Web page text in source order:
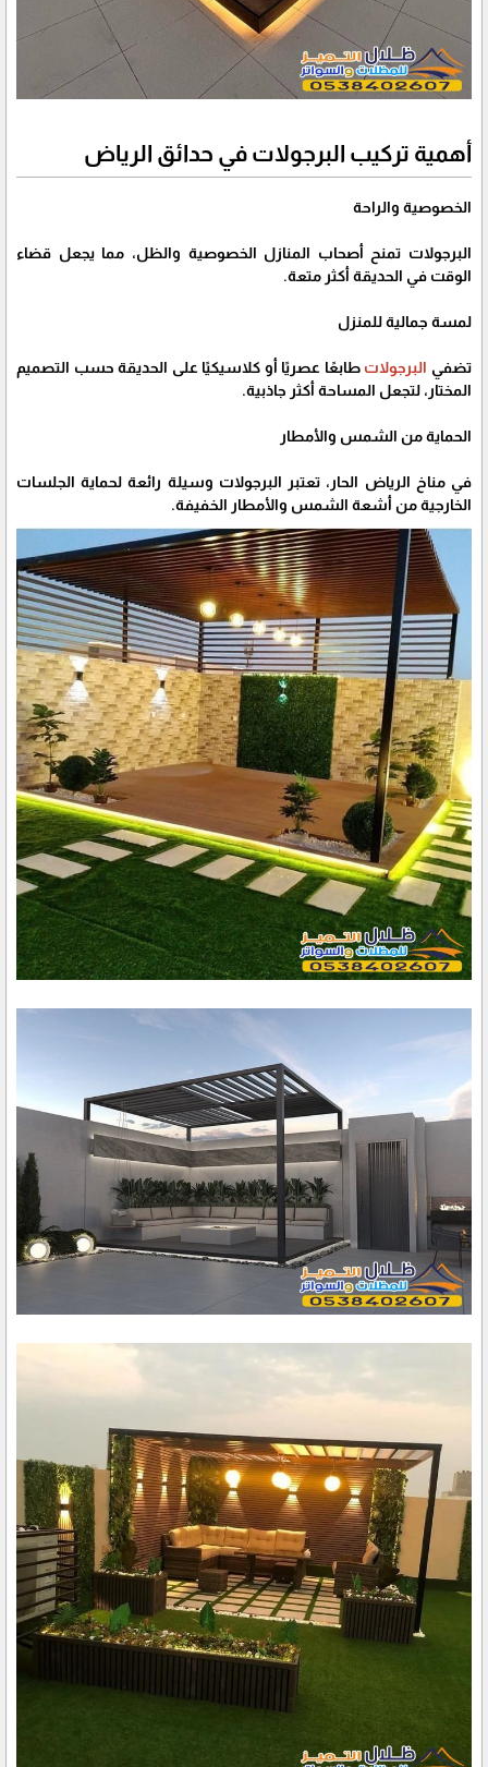
أهمية تركيب البرجولات في حدائق الرياض
الخصوصية والراحة
البرجولات تمنح أصحاب المنازل الخصوصية والظل، مما يجعل قضاء
الوقت في الحديقة أكثر متعة.
لمسة جمالية للمنزل
تضفي البرجولات طابعًا عصريًا أو كلاسيكيًا على الحديقة حسب التصميم
المختار، لتجعل المساحة أكثر جاذبية.
الحماية من الشمس والأمطار
في مناخ الرياض الحار، تعتبر البرجولات وسيلة رائعة لحماية الجلسات
الخارجية من أشعة الشمس والأمطار الخفيفة.